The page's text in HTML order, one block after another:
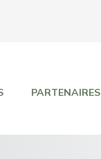
PARTENAIRES